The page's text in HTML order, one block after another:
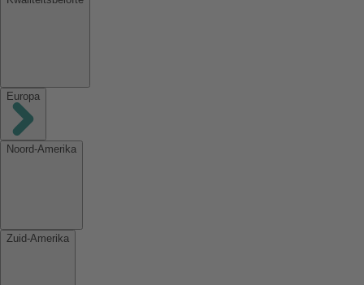
Europa
Noord-Amerika
Zuid-Amerika